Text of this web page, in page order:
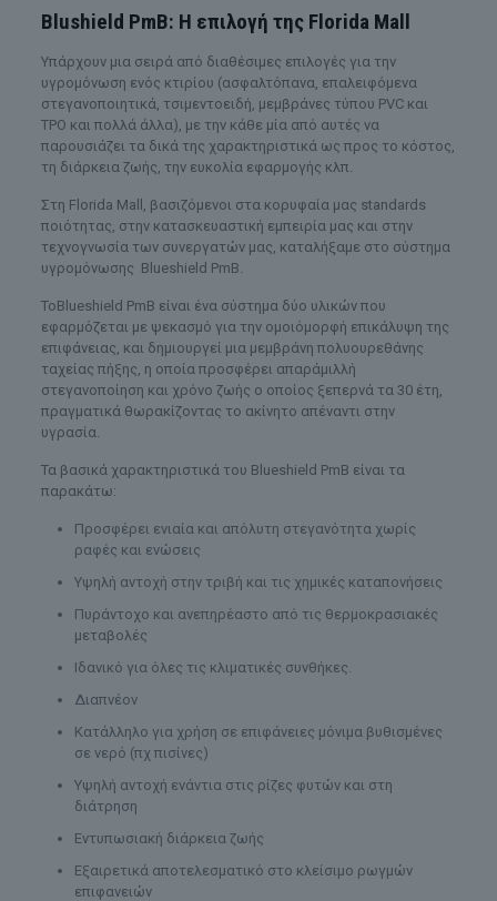
Blushield PmB: Η επιλογή της Florida Mall
Υπάρχουν μια σειρά από διαθέσιμες επιλογές για την
υγρομόνωση ενός κτιρίου (ασφαλτόπανα, επαλειφόμενα
στεγανοποιητικά, τσιμεντοειδή, μεμβράνες τύπου PVC και
TPO και πολλά άλλα), με την κάθε μία από αυτές να
παρουσιάζει τα δικά της χαρακτηριστικά ως προς το κόστος,
τη διάρκεια ζωής, την ευκολία εφαρμογής κλπ.
Στη Florida Mall, βασιζόμενοι στα κορυφαία μας standards
ποιότητας, στην κατασκευαστική εμπειρία μας και στην
τεχνογνωσία των συνεργατών μας, καταλήξαμε στο σύστημα
υγρομόνωσης Blueshield PmB.
ΤοBlueshield PmB είναι ένα σύστημα δύο υλικών που
εφαρμόζεται με ψεκασμό για την ομοιόμορφή επικάλυψη της
επιφάνειας, και δημιουργεί μια μεμβράνη πολυουρεθάνης
ταχείας πήξης, η οποία προσφέρει απαράμιλλή
στεγανοποίηση και χρόνο ζωής ο οποίος ξεπερνά τα 30 έτη,
πραγματικά θωρακίζοντας το ακίνητο απέναντι στην
υγρασία.
Τα βασικά χαρακτηριστικά του Blueshield PmB είναι τα
παρακάτω:
Προσφέρει ενιαία και απόλυτη στεγανότητα χωρίς
ραφές και ενώσεις
Υψηλή αντοχή στην τριβή και τις χημικές καταπονήσεις
Πυράντοχο και ανεπηρέαστο από τις θερμοκρασιακές
μεταβολές
Ιδανικό για όλες τις κλιματικές συνθήκες.
Διαπνέον
Κατάλληλο για χρήση σε επιφάνειες μόνιμα βυθισμένες
σε νερό (πχ πισίνες)
Υψηλή αντοχή ενάντια στις ρίζες φυτών και στη
διάτρηση
Εντυπωσιακή διάρκεια ζωής
Εξαιρετικά αποτελεσματικό στο κλείσιμο ρωγμών
επιφανειών